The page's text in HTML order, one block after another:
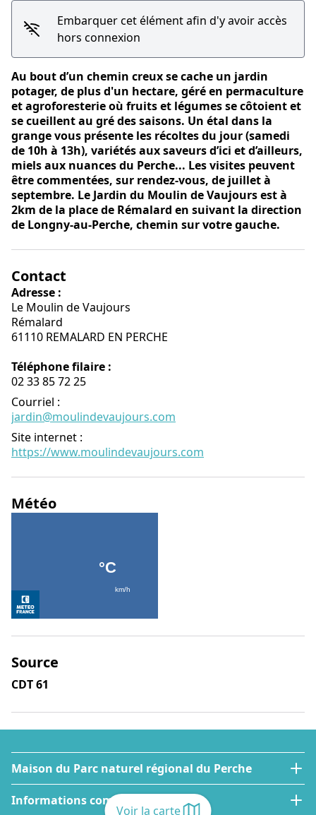
Voir la carte
Embarquer cet élément afin d'y avoir accès
hors connexion
Au bout d’un chemin creux se cache un jardin
potager, de plus d'un hectare, géré en permaculture
et agroforesterie où fruits et légumes se côtoient et
se cueillent au gré des saisons. Un étal dans la
grange vous présente les récoltes du jour (samedi
de 10h à 13h), variétés aux saveurs d’ici et d’ailleurs,
miels aux nuances du Perche... Les visites peuvent
être commentées, sur rendez-vous, de juillet à
septembre. Le Jardin du Moulin de Vaujours est à
2km de la place de Rémalard en suivant la direction
de Longny-au-Perche, chemin sur votre gauche.
Contact
Adresse :
Le Moulin de Vaujours
Rémalard
61110 REMALARD EN PERCHE
Téléphone filaire :
02 33 85 72 25
Courriel :
jardin@moulindevaujours.com
Site internet :
https://www.moulindevaujours.com
Météo
Source
CDT 61
Maison du Parc naturel régional du Perche
Informations complémentaires